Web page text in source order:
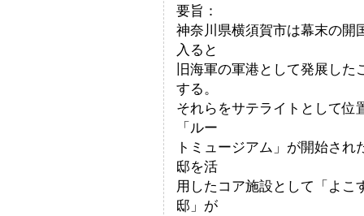
要旨：
神奈川県横須賀市は幕末の開
入ると
旧海軍の軍港として発展し
する。
それらをサテライトとして位
「ルー
トミュージアム」が開始さ
邸を活
用したコア施設として「よ
邸」が